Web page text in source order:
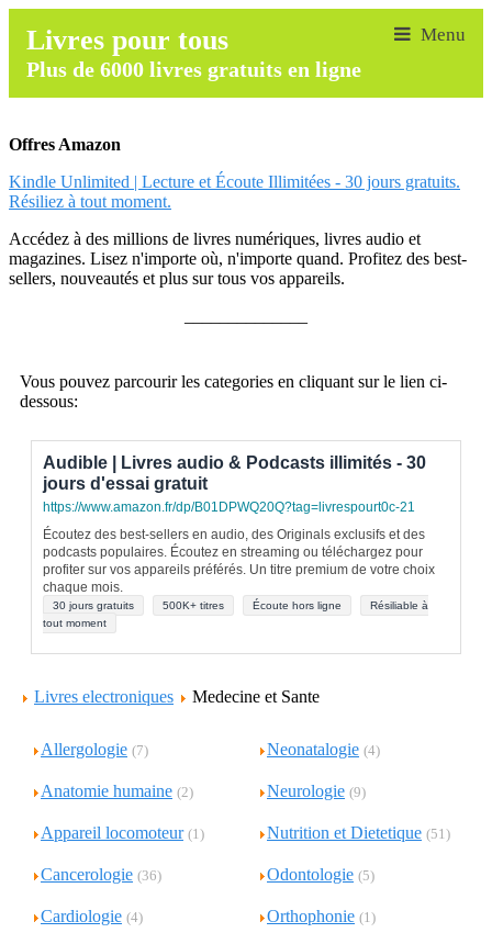
Livres pour tous
Plus de 6000 livres gratuits en ligne
Offres Amazon
Kindle Unlimited | Lecture et Écoute Illimitées - 30 jours gratuits.
Résiliez à tout moment.
Accédez à des millions de livres numériques, livres audio et
magazines. Lisez n'importe où, n'importe quand. Profitez des best-
sellers, nouveautés et plus sur tous vos appareils.
Vous pouvez parcourir les categories en cliquant sur le lien ci-
dessous:
Audible | Livres audio & Podcasts illimités - 30
jours d'essai gratuit
https://www.amazon.fr/dp/B01DPWQ20Q?tag=livrespourt0c-21
Écoutez des best-sellers en audio, des Originals exclusifs et des
podcasts populaires. Écoutez en streaming ou téléchargez pour
profiter sur vos appareils préférés. Un titre premium de votre choix
chaque mois.
30 jours gratuits 500K+ titres Écoute hors ligne
Résiliable à
tout moment
Livres electroniques Medecine et Sante
Allergologie (7) Neonatalogie (4)
Anatomie humaine (2) Neurologie (9)
Appareil locomoteur (1) Nutrition et Dietetique (51)
Cancerologie (36) Odontologie (5)
Cardiologie (4) Orthophonie (1)